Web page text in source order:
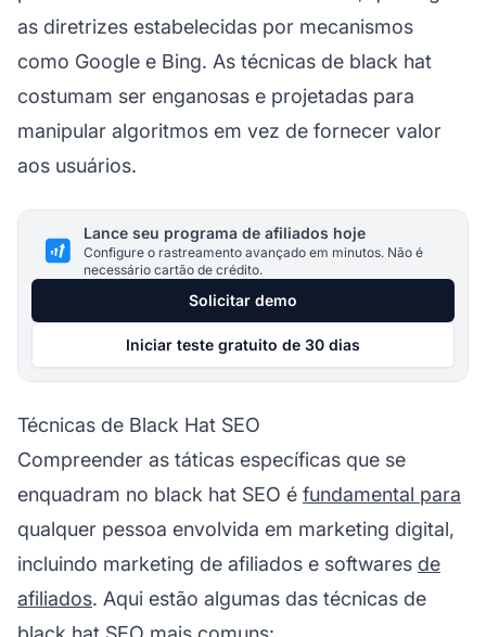
as diretrizes estabelecidas por mecanismos
como Google e Bing. As técnicas de black hat
costumam ser enganosas e projetadas para
manipular algoritmos em vez de fornecer valor
aos usuários.
Lance seu programa de afiliados hoje
Configure o rastreamento avançado em minutos. Não é
necessário cartão de crédito.
Solicitar demo
Iniciar teste gratuito de 30 dias
Técnicas de Black Hat SEO
Compreender as táticas específicas que se
enquadram no black hat SEO é fundamental para
qualquer pessoa envolvida em marketing digital,
incluindo marketing de afiliados e softwares de
afiliados. Aqui estão algumas das técnicas de